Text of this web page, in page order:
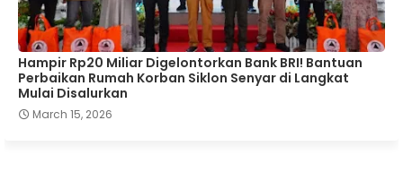
Hampir Rp20 Miliar Digelontorkan Bank BRI! Bantuan
Perbaikan Rumah Korban Siklon Senyar di Langkat
Mulai Disalurkan
March 15, 2026